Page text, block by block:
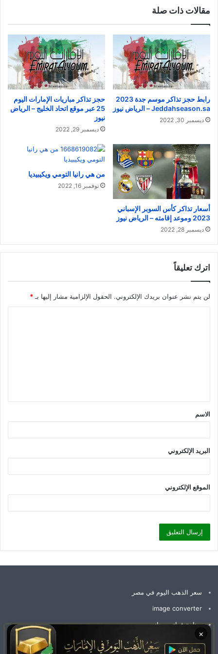
×
مقالات ذات صلة
رابط حجز تذاكر موسم جدة 2023
Jeddahseason.sa – الرياض نيوز
ديسمبر 30, 2022
حجز تذاكر مباريات الإمارات اليوم
25 عبر موقع اتحاد الخليج – الرياض
نيوز
ديسمبر 29, 2022
أسعار تذاكر كأس السوبر الإسباني
2023 وموعد إقامته – الرياض نيوز
ديسمبر 28, 2022
من هي رانيا التومي ويكيبيديا
نوفمبر 16, 2022
اترك تعليقاً
لن يتم نشر عنوان بريدك الإلكتروني. الحقول الإلزامية مشار إليها بـ *
ق
*
الاسم
البريد الإلكتروني
الموقع الإلكتروني
سعر الذهب اليوم في مصر
image converter
برنامج فواتير مجاني
سعر جرام الذهب عيار 21 سعر الذهب اليوم